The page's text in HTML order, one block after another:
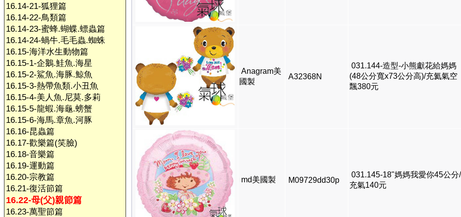
16.14-21-狐狸篇
16.14-22-鳥類篇
16.14-23-蜜蜂.蝴蝶.螵蟲篇
16.14-24-蝸牛.毛毛蟲.蜘蛛
16.15-海洋水生動物篇
16.15-1-企鵝.鮭魚.海星
16.15-2-鯊魚.海豚.鯨魚
16.15-3-熱帶魚類.小丑魚
16.15-4-美人魚.尼莫.多莉
16.15-5-龍蝦.海龜.螃蟹
16.15-6-海馬.章魚.河豚
16.16-昆蟲篇
16.17-歡樂篇(笑臉)
16.18-音樂篇
16.19-運動篇
16.20-宗教篇
16.21-復活節篇
16.22-母(父)親節篇
16.23-萬聖節篇
Anagram美
國製
A32368N
031.144-造型-小熊獻花給媽媽
(48公分寬x73公分高)/充氦氣空
飄380元
md美國製 M09729dd30p
031.145-18"媽媽我愛你45公分/
充氣140元